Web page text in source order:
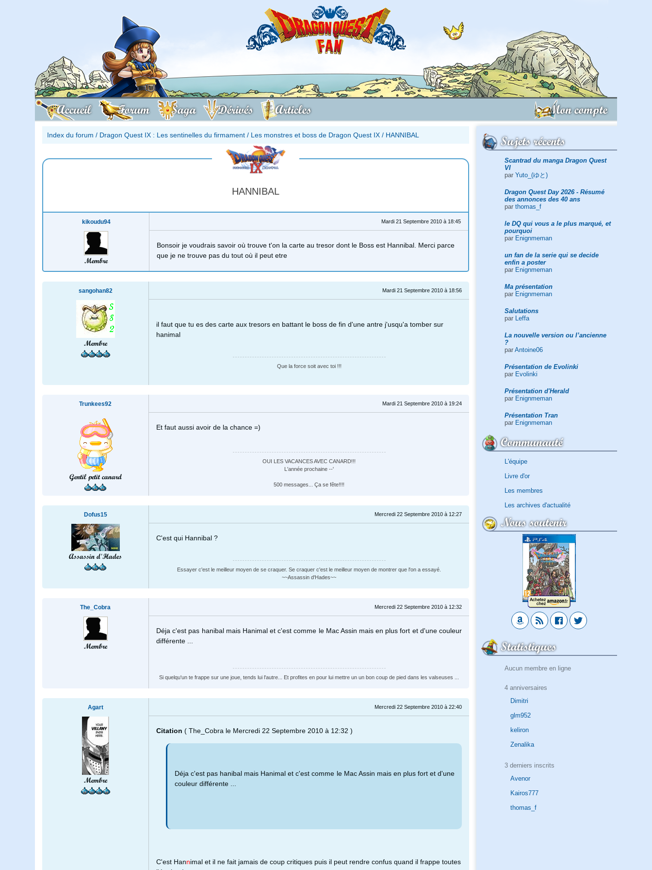
Accueil Forum Saga Dérivés Articles Mon compte
Sujets récents
Scantrad du manga Dragon Quest
VI
par Yuto_(ゆと)
Dragon Quest Day 2026 - Résumé
des annonces des 40 ans
par thomas_f
le DQ qui vous a le plus marqué, et
pourquoi
par Enignmeman
un fan de la serie qui se decide
enfin a poster
par Enignmeman
Ma présentation
par Enignmeman
Salutations
par
Leffa
La nouvelle version ou l’ancienne
?
par Antoine06
Présentation de Evolinki
par Evolinki
Présentation d'Herald
par Enignmeman
Présentation Tran
par Enignmeman
Communauté
L'équipe
Livre d'or
Les membres
Les archives d'actualité
Nous soutenir
Statistiques
Aucun membre en ligne
4 anniversaires
Dimitri
glm952
keliron
Zenalika
3 derniers inscrits
Avenor
Kairos777
thomas_f
Index du forum / Dragon Quest IX : Les sentinelles du firmament / Les monstres et boss de Dragon Quest IX / HANNIBAL
HANNIBAL
kikoudu94
Membre
Mardi 21 Septembre 2010 à 18:45
Bonsoir je voudrais savoir où trouve t'on la carte au tresor dont le Boss est Hannibal. Merci parce
que je ne trouve pas du tout où il peut etre
sangohan82
Membre
Mardi 21 Septembre 2010 à 18:56
il faut que tu es des carte aux tresors en battant le boss de fin d'une antre j'usqu'a tomber sur
hanimal
Que la force soit avec toi !!!
Trunkees92
Gentil petit canard
Mardi 21 Septembre 2010 à 19:24
Et faut aussi avoir de la chance =)
OUI LES VACANCES AVEC CANARD!!!
L'année prochaine --'
500 messages... Ça se fête!!!!
Dofus15
Assassin d'Hades
Mercredi 22 Septembre 2010 à 12:27
C'est qui Hannibal ?
Essayer c'est le meilleur moyen de se craquer. Se craquer c'est le meilleur moyen de montrer que l'on a essayé.
~~Assassin d'Hades~~
The_Cobra
Membre
Mercredi 22 Septembre 2010 à 12:32
Déja c'est pas hanibal mais Hanimal et c'est comme le Mac Assin mais en plus fort et d'une couleur
différente ...
Si quelqu'un te frappe sur une joue, tends lui l'autre... Et profites en pour lui mettre un un bon coup de pied dans les valseuses ...
Agart
Membre
Mercredi 22 Septembre 2010 à 22:40
Citation ( The_Cobra le Mercredi 22 Septembre 2010 à 12:32 )
Déja c'est pas hanibal mais Hanimal et c'est comme le Mac Assin mais en plus fort et d'une
couleur différente ...
C'est Hannimal et il ne fait jamais de coup critiques puis il peut rendre confus quand il frappe toutes